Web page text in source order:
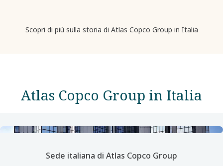
Scopri di più sulla storia di Atlas Copco Group in Italia
Atlas Copco Group in Italia
Sede italiana di Atlas Copco Group